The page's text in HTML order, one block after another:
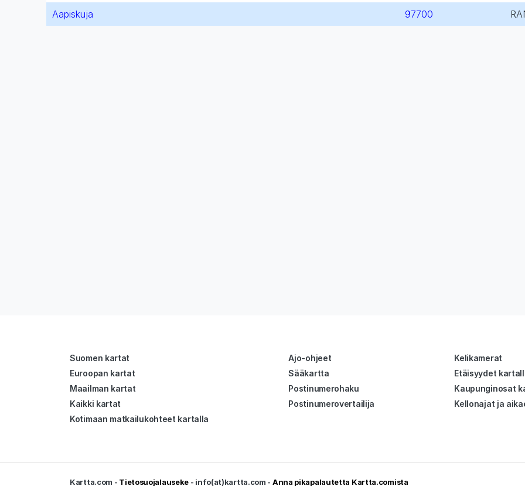
Aapiskuja
97700
Suomen kartat
Euroopan kartat
Maailman kartat
Kaikki kartat
Kotimaan matkailukohteet kartalla
Ajo-ohjeet
Sääkartta
Postinumerohaku
Postinumerovertailija
Kelikamerat
Etäisyydet
Kaupunginosat
Kellonajat ja
Kartta.com - Tietosuojalauseke - info(at)kartta.com - Anna pikapalautetta Kartta.comista